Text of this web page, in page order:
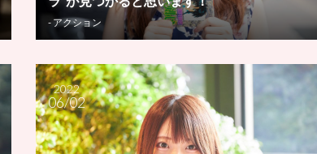
- アクション
2022
06/02